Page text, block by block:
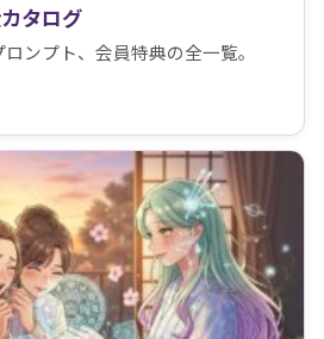
タログ
ンプト、会員特典の全一覧。